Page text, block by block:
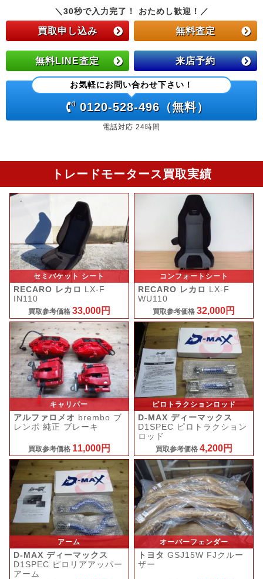
＼30秒で入力完了！ おためし歓迎！／
買取申し込み 無料査定
無料LINE査定 来店予約
お気軽にお問い合わせ下さい！
0120-528-496（無料）
電話対応 24時間
トレードモータース買取実績
セミバケット シート
RECARO レカロ LX-F
IN110
買取参考価格 33,000円
コンフォートシート
RECARO レカロ LX-F
WU110
買取参考価格32,000円
キャリパー
アルファロメオ brembo ブ
レンボ 純正 ブレーキ
買取参考価格 11,000円
ピロトラクションロッド
D-MAX ディーマックス
D1SPEC ピロトラクション
ロッド
買取参考価格 4,200円
アーム
D-MAX ディーマックス
D1SPEC ピロリアアッパー
アーム
オーバーフェンダー
トヨタ GSJ15W FJクルー
ザー